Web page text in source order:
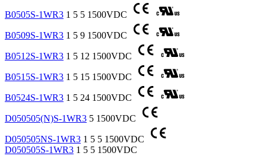
B0505S-1WR3 1 5 5 1500VDC
B0509S-1WR3 1 5 9 1500VDC
B0512S-1WR3 1 5 12 1500VDC
B0515S-1WR3 1 5 15 1500VDC
B0524S-1WR3 1 5 24 1500VDC
D050505(N)S-1WR3 5 1500VDC
D050505NS-1WR3 1 5 5 1500VDC
D050505S-1WR3 1 5 5 1500VDC